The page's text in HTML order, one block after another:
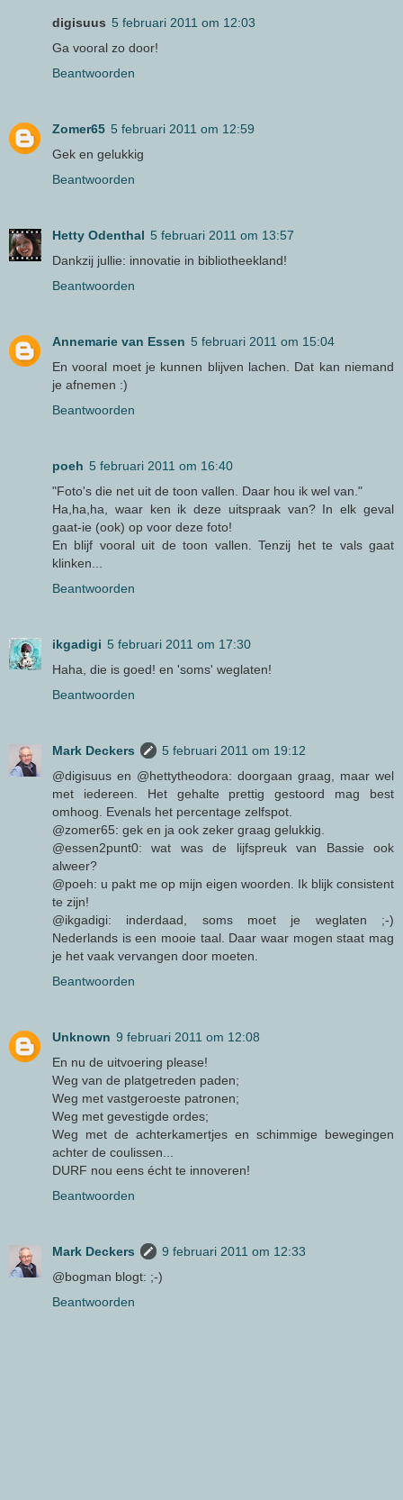
digisuus 5 februari 2011 om 12:03
Ga vooral zo door!
Beantwoorden
Zomer65 5 februari 2011 om 12:59
Gek en gelukkig
Beantwoorden
Hetty Odenthal 5 februari 2011 om 13:57
Dankzij jullie: innovatie in bibliotheekland!
Beantwoorden
Annemarie van Essen 5 februari 2011 om 15:04
En vooral moet je kunnen blijven lachen. Dat kan niemand
je afnemen :)
Beantwoorden
poeh 5 februari 2011 om 16:40
"Foto's die net uit de toon vallen. Daar hou ik wel van."
Ha,ha,ha, waar ken ik deze uitspraak van? In elk geval
gaat-ie (ook) op voor deze foto!
En blijf vooral uit de toon vallen. Tenzij het te vals gaat
klinken...
Beantwoorden
ikgadigi 5 februari 2011 om 17:30
Haha, die is goed! en 'soms' weglaten!
Beantwoorden
Mark Deckers
5 februari 2011 om 19:12
@digisuus en @hettytheodora: doorgaan graag, maar wel
met iedereen. Het gehalte prettig gestoord mag best
omhoog. Evenals het percentage zelfspot.
@zomer65: gek en ja ook zeker graag gelukkig.
@essen2punt0: wat was de lijfspreuk van Bassie ook
alweer?
@poeh: u pakt me op mijn eigen woorden. Ik blijk consistent
te zijn!
@ikgadigi: inderdaad, soms moet je weglaten ;-)
Nederlands is een mooie taal. Daar waar mogen staat mag
je het vaak vervangen door moeten.
Beantwoorden
Unknown 9 februari 2011 om 12:08
En nu de uitvoering please!
Weg van de platgetreden paden;
Weg met vastgeroeste patronen;
Weg met gevestigde ordes;
Weg met de achterkamertjes en schimmige bewegingen
achter de coulissen...
DURF nou eens écht te innoveren!
Beantwoorden
Mark Deckers
9 februari 2011 om 12:33
@bogman blogt: ;-)
Beantwoorden